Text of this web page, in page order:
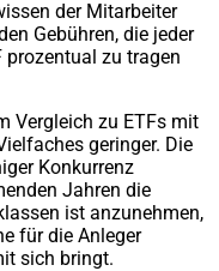
der Mitarbeiter
Gebühren, die jeder
prozentual zu tragen
Vergleich zu ETFs mit
geringer. Die
Konkurrenz
Jahren die
ist anzunehmen,
für die Anleger
sich bringt.